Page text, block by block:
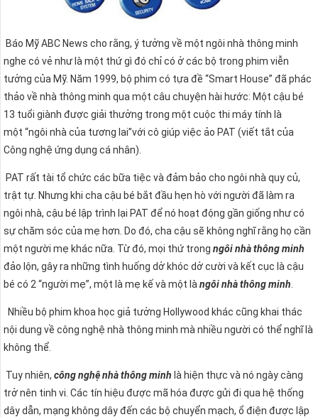
Báo Mỹ ABC News cho rằng, ý tưởng về một ngôi nhà thông minh
nghe có vẻ như là một thứ gì đó chỉ có ở các bộ trong phim viễn
tưởng của Mỹ. Năm 1999, bộ phim có tựa đề “Smart House” đã phác
thảo về nhà thông minh qua một câu chuyện hài hước: Một cậu bé
13 tuổi giành được giải thưởng trong một cuộc thi máy tính là
một “ngôi nhà của tương lai”với cô giúp việc ảo PAT (viết tắt của
Công nghệ ứng dụng cá nhân).
PAT rất tài tổ chức các bữa tiệc và đảm bảo cho ngôi nhà quy củ,
trật tự. Nhưng khi cha cậu bé bắt đầu hẹn hò với người đã làm ra
ngôi nhà, cậu bé lập trình lại PAT để nó hoạt động gần giống như có
sự chăm sóc của mẹ hơn. Do đó, cha cậu sẽ không nghĩ rằng họ cần
một người mẹ khác nữa. Từ đó, mọi thứ trong ngôi nhà thông minh
đảo lộn, gây ra những tình huống dở khóc dở cười và kết cục là cậu
bé có 2 “người mẹ”, một là mẹ kế và một là ngôi nhà thông minh
Nhiều bộ phim khoa học giả tưởng Hollywood khác cũng khai thác
nội dung về công nghệ nhà thông minh mà nhiều người có thể nghĩ là
không thể.
Tuy nhiên, công nghệ nhà thông minh là hiện thực và nó ngày càng
trở nên tinh vi. Các tín hiệu được mã hóa được gửi đi qua hệ thống
dây dẫn, mạng không dây đến các bộ chuyển mạch, ổ điện được lập